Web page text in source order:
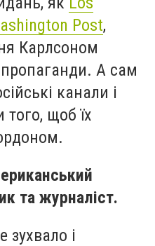
Post,
Карлсоном
пропаганди. А сам
канали і
щоб їх
та журналіст.
зухвало і